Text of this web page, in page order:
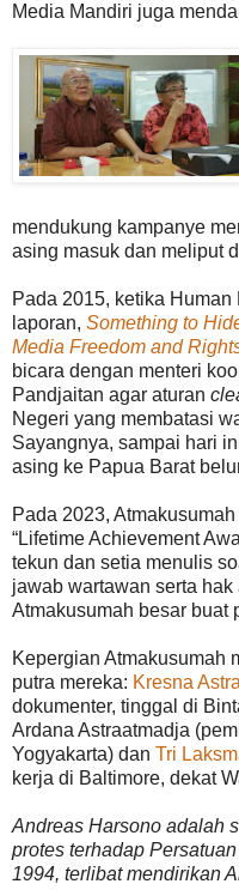
Media Mandiri juga
mendukung kampanye
asing masuk dan meliput
Pada 2015, ketika
laporan, Something to
Media Freedom and
bicara dengan menteri
Pandjaitan agar aturan
Negeri yang membatasi
Sayangnya, sampai hari
asing ke Papua Barat
Pada 2023,
“Lifetime Achievement
tekun dan setia menulis
jawab wartawan serta
Atmakusumah besar buat
Kepergian Atmakusumah
putra mereka: Kresna
dokumenter, tinggal di
Ardana Astraatmadja
Yogyakarta) dan Tri
kerja di Baltimore, dekat
Andreas Harsono adalah
protes terhadap
1994, terlibat mendirikan